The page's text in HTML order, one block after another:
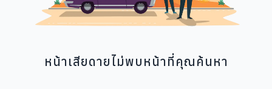
หน้าเสียดายไม่พบหน้าที่คุณค้นหา